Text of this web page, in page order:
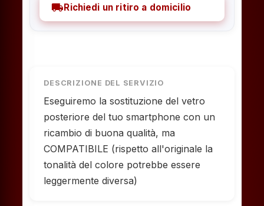
local_shippingRichiedi un ritiro a domicilio
DESCRIZIONE DEL SERVIZIO
Eseguiremo la sostituzione del vetro
posteriore del tuo smartphone con un
ricambio di buona qualità, ma
COMPATIBILE (rispetto all'originale la
tonalità del colore potrebbe essere
leggermente diversa)